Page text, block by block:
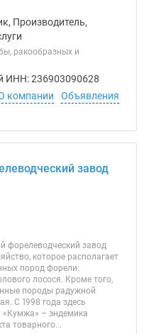
Производитель,
ракообразных и
ИНН: 236903090628
компании
Объявления
завод
форелеводческий завод
которое располагает
пород форели:
лосося. Кроме того,
породы радужной
С 1998 года здесь
– эндемика
товарного...